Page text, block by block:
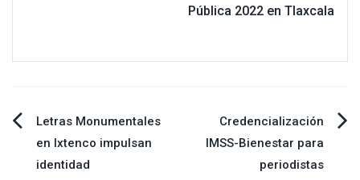
Pública 2022 en Tlaxcala
Navegación
de
Letras Monumentales
en Ixtenco impulsan
identidad
Credencialización
IMSS-Bienestar para
periodistas